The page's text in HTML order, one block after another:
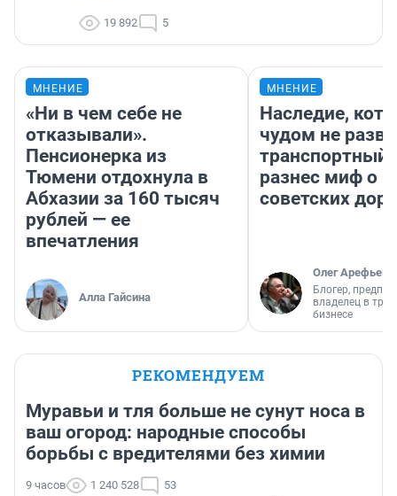
19 892 5
МНЕНИЕ
«Ни в чем себе не
отказывали».
Пенсионерка из
Тюмени отдохнула в
Абхазии за 160 тысяч
рублей — ее
впечатления
Алла Гайсина
МНЕНИЕ
Наследие,
чудом не
транспортный
разнес миф о
советских
Олег Арефьев
Блогер,
владелец в
бизнесе
РЕКОМЕНДУЕМ
Муравьи и тля больше не сунут носа в
ваш огород: народные способы
борьбы с вредителями без химии
9 часов 1 240 528 53